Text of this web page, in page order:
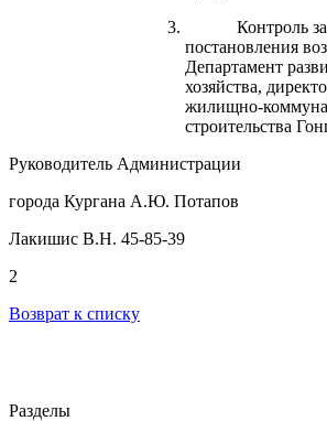
Контроль
постановления
Департамент
хозяйства,
жилищно-
строительства
Руководитель Администрации
города Кургана А.Ю. Потапов
Лакишис В.Н. 45-85-39
2
Возврат к списку
Разделы